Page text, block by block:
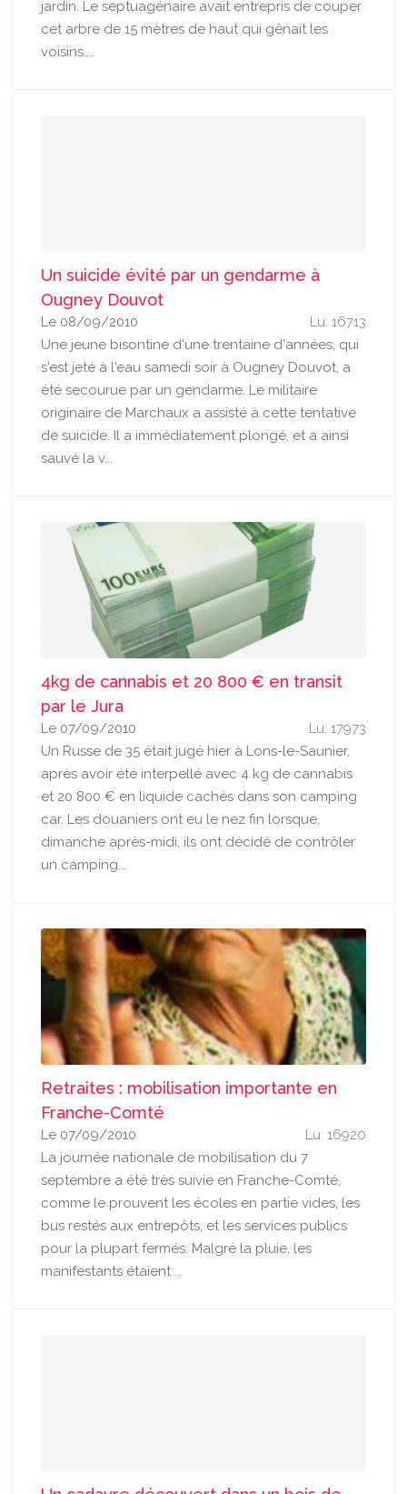
jardin. Le septuagénaire avait entrepris de couper
cet arbre de 15 mètres de haut qui gênait les
voisins....
Un suicide évité par un gendarme à
Ougney Douvot
Lu: 16713
Le 08/09/2010
Une jeune bisontine d'une trentaine d'années, qui
s'est jeté à l'eau samedi soir à Ougney Douvot, a
été secourue par un gendarme. Le militaire
originaire de Marchaux a assisté à cette tentative
de suicide. Il a immédiatement plongé, et a ainsi
sauvé la v...
4kg de cannabis et 20 800 € en transit
par le Jura
Lu: 17973
Le 07/09/2010
Un Russe de 35 était jugé hier à Lons-le-Saunier,
après avoir été interpellé avec 4 kg de cannabis
et 20 800 € en liquide cachés dans son camping
car. Les douaniers ont eu le nez fin lorsque,
dimanche après-midi, ils ont décidé de contrôler
un camping...
Retraites : mobilisation importante en
Franche-Comté
Lu: 16920
Le 07/09/2010
La journée nationale de mobilisation du 7
septembre a été très suivie en Franche-Comté,
comme le prouvent les écoles en partie vides, les
bus restés aux entrepôts, et les services publics
pour la plupart fermés. Malgré la pluie, les
manifestants étaient ...